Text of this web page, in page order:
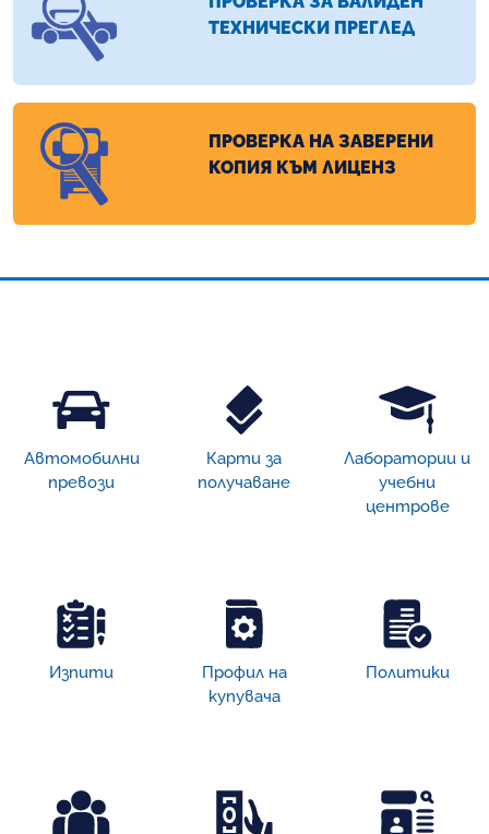
ТЕХНИЧЕСКИ ПРЕГЛЕД
ПРОВЕРКА НА ЗАВЕРЕНИ
КОПИЯ КЪМ ЛИЦЕНЗ
Автомобилни
превози
Карти за
получаване
Лаборатории и
учебни
центрове
Изпити
Профил на
купувача
Политики